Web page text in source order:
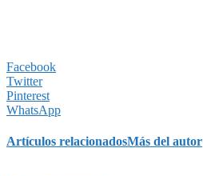
Facebook
Twitter
Pinterest
WhatsApp
Artículos relacionadosMás del autor